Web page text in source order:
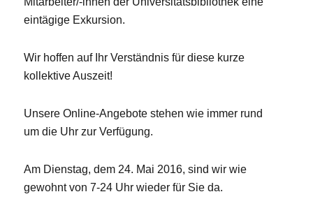
eintägige Exkursion.
Wir hoffen auf Ihr Verständnis für diese kurze
kollektive Auszeit!
Unsere Online-Angebote stehen wie immer rund
um die Uhr zur Verfügung.
Am Dienstag, dem 24. Mai 2016, sind wir wie
gewohnt von 7-24 Uhr wieder für Sie da.